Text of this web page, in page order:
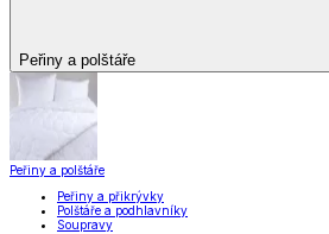
Peřiny a polštáře
Peřiny a polštáře
Peřiny a přikrývky
Polštáře a podhlavníky
Soupravy